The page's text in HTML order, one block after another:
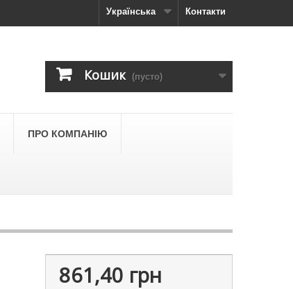
Контакти
Українська
Кошик (пусто)
ПРО КОМПАНІЮ
861,40 грн